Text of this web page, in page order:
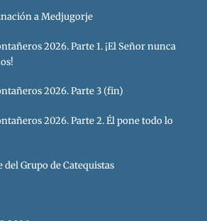
a Medjugorje
2026. Parte 1. ¡El Señor nunca
2026. Parte 3 (fin)
2026. Parte 2. Él pone todo lo
Grupo de Catequistas